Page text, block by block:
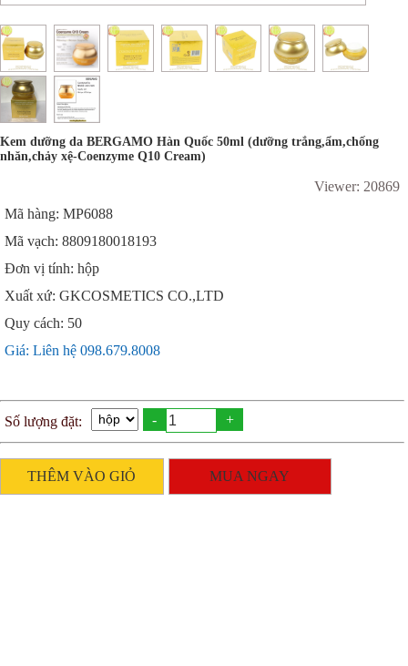
Kem dưỡng da BERGAMO Hàn Quốc 50ml (dưỡng trắng,ẩm,chống
nhăn,chảy xệ-Coenzyme Q10 Cream)
Viewer: 20869
Mã hàng: MP6088
Mã vạch: 8809180018193
Đơn vị tính: hộp
Xuất xứ: GKCOSMETICS CO.,LTD
Quy cách: 50
Giá: Liên hệ 098.679.8008
Số lượng đặt: - +
THÊM VÀO GIỎ MUA NGAY